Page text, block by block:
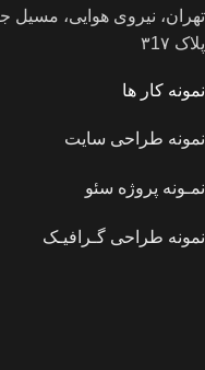
تهران، نیروی هوایی، مسیل
پلاک ۳1۷
نمونه کار ها
نمونه طراحی سایت
نمـونه پروژه سئو
نمونه طراحی گـرافیـک